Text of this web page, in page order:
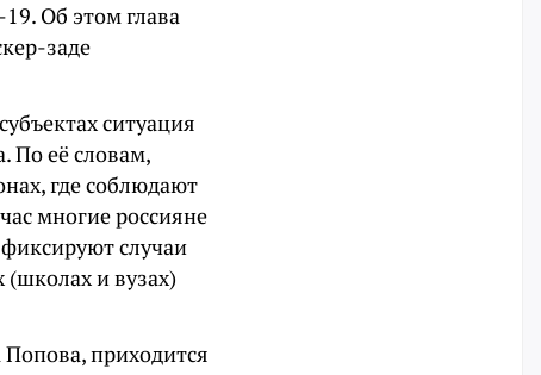
Об этом глава
заде
ситуация
По её словам,
где соблюдают
многие россияне
случаи
и вузах)
приходится